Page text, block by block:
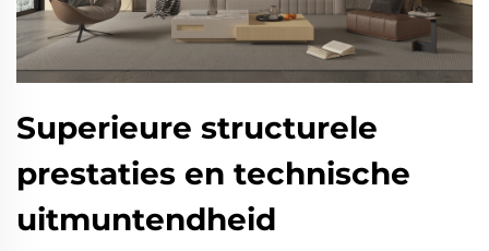
Superieure structurele
prestaties en technische
uitmuntendheid